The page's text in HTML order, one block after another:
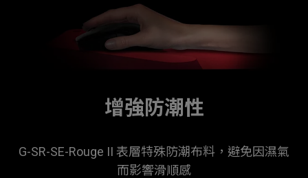
增強防潮性
G-SR-SE-Rouge II 表層特殊防潮布料，避免因濕氣
而影響滑順感